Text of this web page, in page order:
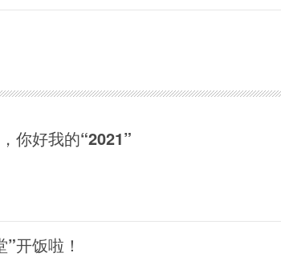
你好我的“2021”
开饭啦！